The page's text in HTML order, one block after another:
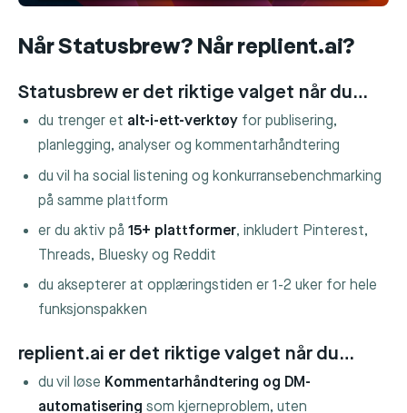
Når Statusbrew? Når replient.ai?
Statusbrew er det riktige valget når du…
du trenger et alt-i-ett-verktøy for publisering,
planlegging, analyser og kommentarhåndtering
du vil ha social listening og konkurransebenchmarking
på samme plattform
er du aktiv på15+ plattformer, inkludert Pinterest,
Threads, Bluesky og Reddit
du aksepterer at opplæringstiden er 1-2 uker for hele
funksjonspakken
replient.ai er det riktige valget når du…
du vil løse Kommentarhåndtering og DM-
automatisering som kjerneproblem, uten